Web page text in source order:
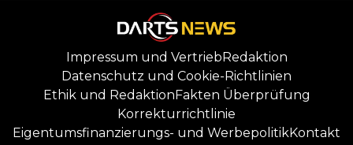
Impressum und Vertrieb Redaktion
Datenschutz und Cookie-Richtlinien
Ethik und Redaktion Fakten Überprüfung
Korrekturrichtlinie
Eigentumsfinanzierungs- und WerbepolitikKontakt